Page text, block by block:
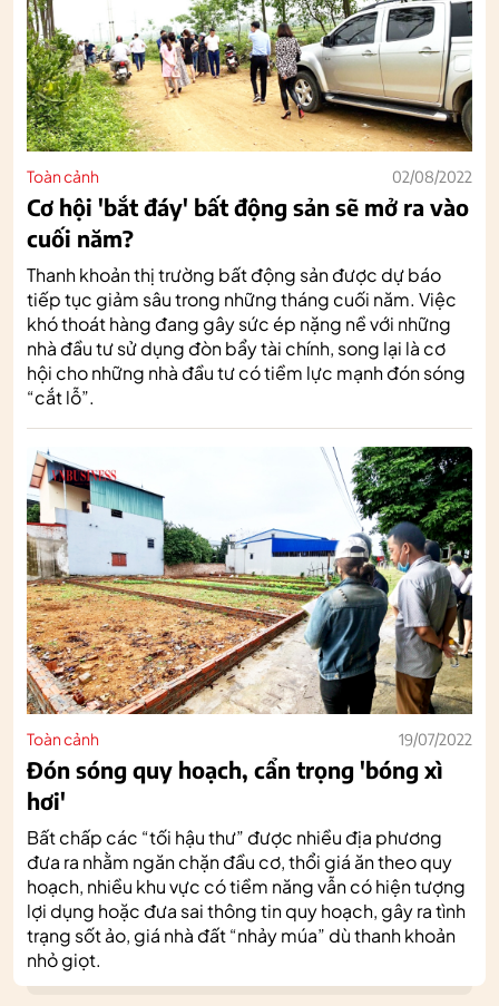
Toàn cảnh 02/08/2022
Cơ hội 'bắt đáy' bất động sản sẽ mở ra vào
cuối năm?
Thanh khoản thị trường bất động sản được dự báo
tiếp tục giảm sâu trong những tháng cuối năm. Việc
khó thoát hàng đang gây sức ép nặng nề với những
nhà đầu tư sử dụng đòn bẩy tài chính, song lại là cơ
hội cho những nhà đầu tư có tiềm lực mạnh đón sóng
“cắt lỗ”.
Toàn cảnh 19/07/2022
Đón sóng quy hoạch, cẩn trọng 'bóng xì
hơi'
Bất chấp các “tối hậu thư” được nhiều địa phương
đưa ra nhằm ngăn chặn đầu cơ, thổi giá ăn theo quy
hoạch, nhiều khu vực có tiềm năng vẫn có hiện tượng
lợi dụng hoặc đưa sai thông tin quy hoạch, gây ra tình
trạng sốt ảo, giá nhà đất “nhảy múa” dù thanh khoản
nhỏ giọt.